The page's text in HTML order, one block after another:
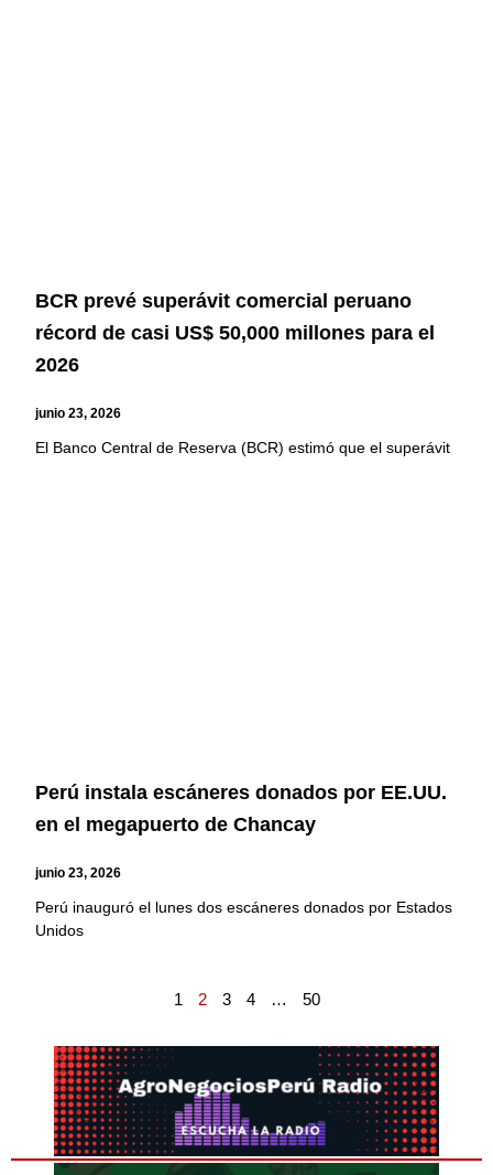
BCR prevé superávit comercial peruano
récord de casi US$ 50,000 millones para el
2026
junio 23, 2026
El Banco Central de Reserva (BCR) estimó que el superávit
Perú instala escáneres donados por EE.UU.
en el megapuerto de Chancay
junio 23, 2026
Perú inauguró el lunes dos escáneres donados por Estados
Unidos
1 2 3 4 … 50